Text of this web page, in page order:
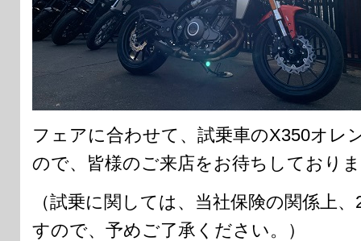
フェアに合わせて、試乗車のX350オレ
ので、皆様のご来店をお待ちしており
（試乗に関しては、当社保険の関係上
すので、予めご了承ください。）